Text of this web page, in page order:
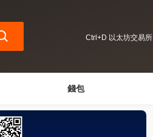
Ctrl+D 以太坊交易所
錢包